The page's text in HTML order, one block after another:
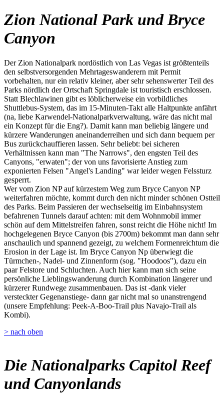
Zion National Park und Bryce
Canyon
Der Zion Nationalpark nordöstlich von Las Vegas ist größtenteils
den selbstversorgenden Mehrtageswanderern mit Permit
vorbehalten, nur ein relativ kleiner, aber sehr sehenswerter Teil des
Parks nördlich der Ortschaft Springdale ist touristisch erschlossen.
Statt Blechlawinen gibt es löblicherweise ein vorbildliches
Shuttlebus-System, das im 15-Minuten-Takt alle Haltpunkte anfährt
(na, liebe Karwendel-Nationalparkverwaltung, wäre das nicht mal
ein Konzept für die Eng?). Damit kann man beliebig längere und
kürzere Wanderungen aneinanderreihen und sich dann bequem per
Bus zurückchauffieren lassen. Sehr beliebt: bei sicheren
Verhältnissen kann man "The Narrows", den engsten Teil des
Canyons, "erwaten"; der von uns favorisierte Anstieg zum
exponierten Felsen "Angel's Landing" war leider wegen Felssturz
gesperrt.
Wer vom Zion NP auf kürzestem Weg zum Bryce Canyon NP
weiterfahren möchte, kommt durch den nicht minder schönen Ostteil
des Parks. Beim Passieren der wechselseitig im Einbahnsystem
befahrenen Tunnels darauf achten: mit dem Wohnmobil immer
schön auf dem Mittelstreifen fahren, sonst reicht die Höhe nicht! Im
hochgelegenen Bryce Canyon (bis 2700m) bekommt man dann sehr
anschaulich und spannend gezeigt, zu welchem Formenreichtum die
Erosion in der Lage ist. Im Bryce Canyon Np überwiegt die
Türmchen-, Nadel- und Zinnenform (sog. "Hoodoos"), dazu ein
paar Felstore und Schluchten. Auch hier kann man sich seine
persönliche Lieblingswanderung durch Kombination längerer und
kürzerer Rundwege zusammenbauen. Das ist -dank vieler
versteckter Gegenanstiege- dann gar nicht mal so unanstrengend
(unsere Empfehlung: Peek-A-Boo-Trail plus Navajo-Trail als
Kombi).
> nach oben
Die Nationalparks Capitol Reef
und Canyonlands